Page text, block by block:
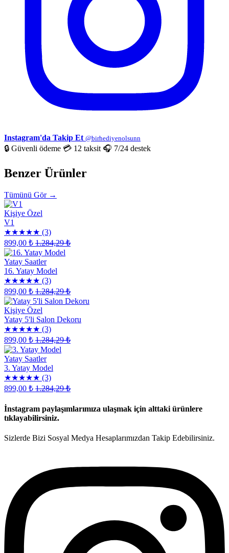
Instagram'da Takip Et @birhediyenolsunn
🔒 Güvenli ödeme 💳 12 taksit 🎧 7/24 destek
Benzer Ürünler
Tümünü Gör →
Kişiye Özel
V1
★★★★★ (3)
899,00 ₺ 1.284,29 ₺
Yatay Saatler
16. Yatay Model
★★★★★ (3)
899,00 ₺ 1.284,29 ₺
Kişiye Özel
Yatay 5'li Salon Dekoru
★★★★★ (3)
899,00 ₺ 1.284,29 ₺
Yatay Saatler
3. Yatay Model
★★★★★ (3)
899,00 ₺ 1.284,29 ₺
vermekte
zorlanıyorsanız
videosunu
Metinleri
Giriniz
Buraya
yazdırmak
istediğiniz
isimleri
ve
İnstagram paylaşımlarımıza ulaşmak için alttaki ürünlere
tıklayabilirsiniz.
Sizlerde Bizi Sosyal Medya Hesaplarımızdan Takip Edebilirsiniz.